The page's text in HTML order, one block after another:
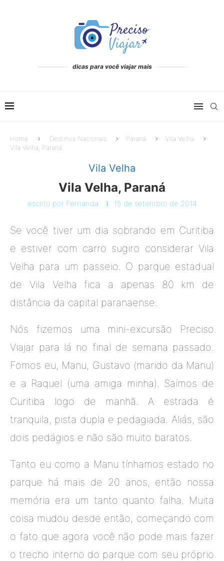
dicas para você viajar mais
Home Destinos Nacionais Paraná
Vila Velha
Vila Velha, Paraná
Vila Velha
Vila Velha, Paraná
escrito por Fernanda 15 de setembro de 2014
Se você tiver um dia sobrando em Curitiba
e estiver com carro sugiro considerar Vila
Velha para um passeio. O parque estadual
de Vila Velha fica a apenas 80 km de
distância da capital paranaense.
Nós fizemos uma mini-excursão Preciso
Viajar para lá no final de semana passado.
Fomos eu, Manu, Gustavo (marido da Manu)
e a Raquel (uma amiga minha). Saímos de
Curitiba logo de manhã. A estrada é
tranquila, pista dupla e pedagiada. Aliás, são
dois pedágios e não são muito baratos.
Tanto eu como a Manu tínhamos estado no
parque há mais de 20 anos, então nossa
memória era um tanto quanto falha. Muita
coisa mudou desde então, começando com
o fato que agora você não pode mais fazer
o trecho interno do parque com seu próprio